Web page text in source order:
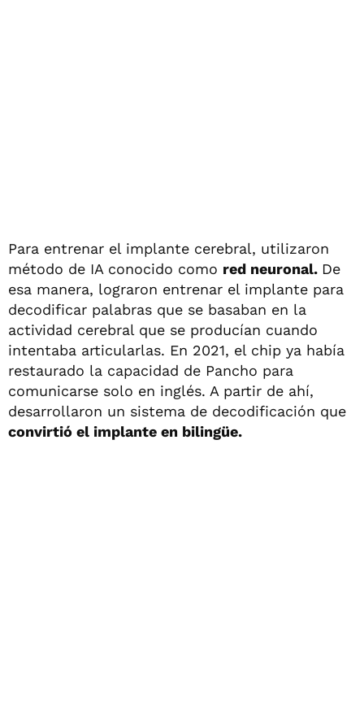
Para entrenar el implante cerebral, utilizaron
método de IA conocido como red neuronal. De
esa manera, lograron entrenar el implante para
decodificar palabras que se basaban en la
actividad cerebral que se producían cuando
intentaba articularlas. En 2021, el chip ya había
restaurado la capacidad de Pancho para
comunicarse solo en inglés. A partir de ahí,
desarrollaron un sistema de decodificación que
convirtió el implante en bilingüe.